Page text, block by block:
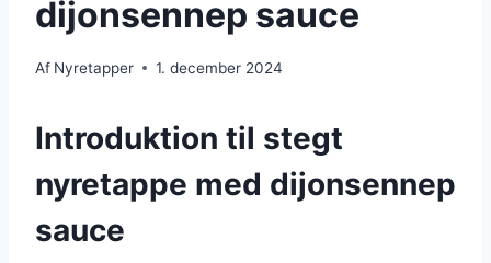
dijonsennep sauce
Af Nyretapper 1. december 2024
Introduktion til stegt
nyretappe med dijonsennep
sauce